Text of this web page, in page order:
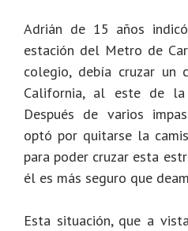
Adrián de 15 años
estación del Metro de
colegio, debía cruzar un
California, al este de la
Después de varios
optó por quitarse la
para poder cruzar esta
él es más seguro que
Esta situación, que a